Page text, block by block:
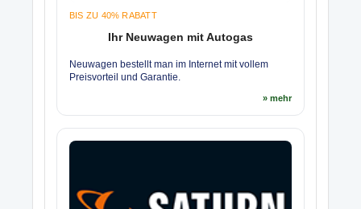
BIS ZU 40% RABATT
Ihr Neuwagen mit Autogas
Neuwagen bestellt man im Internet mit vollem
Preisvorteil und Garantie.
» mehr